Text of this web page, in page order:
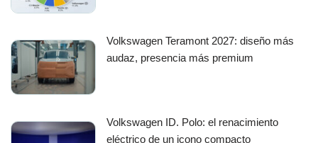
Volkswagen Teramont 2027: diseño más
audaz, presencia más premium
Volkswagen ID. Polo: el renacimiento
eléctrico de un icono compacto